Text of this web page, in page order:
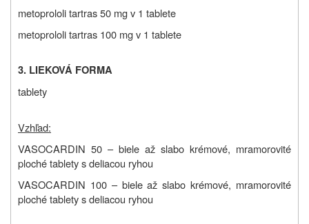
metoprololi tartras 50 mg v 1 tablete
metoprololi tartras 100 mg v 1 tablete
3. LIEKOVÁ FORMA
tablety
Vzhľad:
VASOCARDIN 50 – biele až slabo krémové, mramorovité
ploché tablety s deliacou ryhou
VASOCARDIN 100 – biele až slabo krémové, mramorovité
ploché tablety s deliacou ryhou